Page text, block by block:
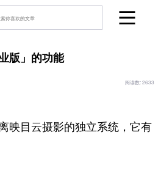
版」的功能
阅读数:2633
映目云摄影的独立系统，它有